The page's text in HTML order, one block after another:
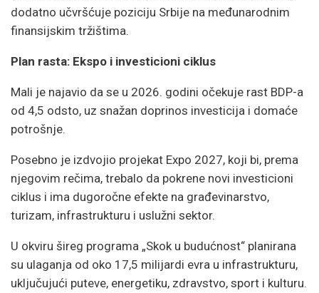
dodatno učvršćuje poziciju Srbije na međunarodnim
finansijskim tržištima.
Plan rasta: Ekspo i investicioni ciklus
Mali je najavio da se u 2026. godini očekuje rast BDP-a
od 4,5 odsto, uz snažan doprinos investicija i domaće
potrošnje.
Posebno je izdvojio projekat Expo 2027, koji bi, prema
njegovim rečima, trebalo da pokrene novi investicioni
ciklus i ima dugoročne efekte na građevinarstvo,
turizam, infrastrukturu i uslužni sektor.
U okviru šireg programa „Skok u budućnost“ planirana
su ulaganja od oko 17,5 milijardi evra u infrastrukturu,
uključujući puteve, energetiku, zdravstvo, sport i kulturu.